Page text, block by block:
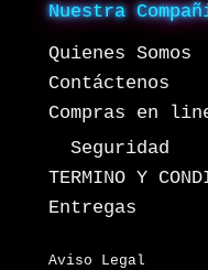
Nuestra
Quienes Somos
Contáctenos
Compras en
Seguridad
TERMINO Y
Entregas
Aviso Legal